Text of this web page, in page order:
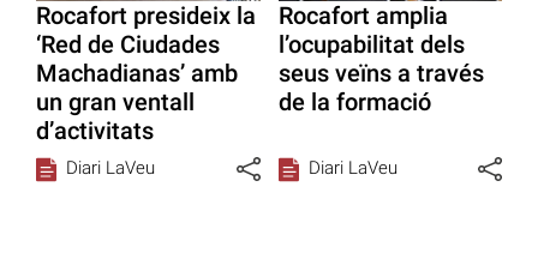
Rocafort presideix la
‘Red de Ciudades
Machadianas’ amb
un gran ventall
d’activitats
Diari LaVeu
Rocafort amplia
l’ocupabilitat dels
seus veïns a través
de la formació
Diari LaVeu